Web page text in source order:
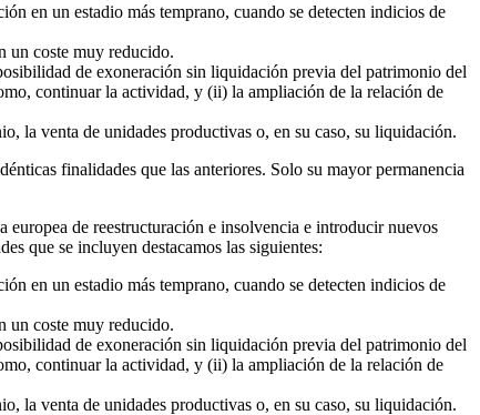
en un estadio más temprano, cuando se detecten indicios de
un coste muy reducido.
de exoneración sin liquidación previa del patrimonio del
continuar la actividad, y (ii) la ampliación de la relación de
la venta de unidades productivas o, en su caso, su liquidación.
finalidades que las anteriores. Solo su mayor permanencia
de reestructuración e insolvencia e introducir nuevos
que se incluyen destacamos las siguientes:
en un estadio más temprano, cuando se detecten indicios de
un coste muy reducido.
de exoneración sin liquidación previa del patrimonio del
continuar la actividad, y (ii) la ampliación de la relación de
la venta de unidades productivas o, en su caso, su liquidación.